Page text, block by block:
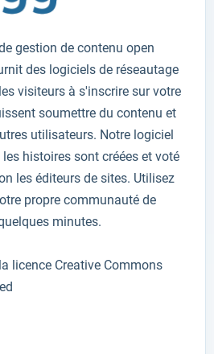
gestion de contenu open
des logiciels de réseautage
visiteurs à s'inscrire sur votre
soumettre du contenu et
utilisateurs. Notre logiciel
les histoires sont créées et voté
les éditeurs de sites. Utilisez
propre communauté de
minutes.
la licence Creative Commons